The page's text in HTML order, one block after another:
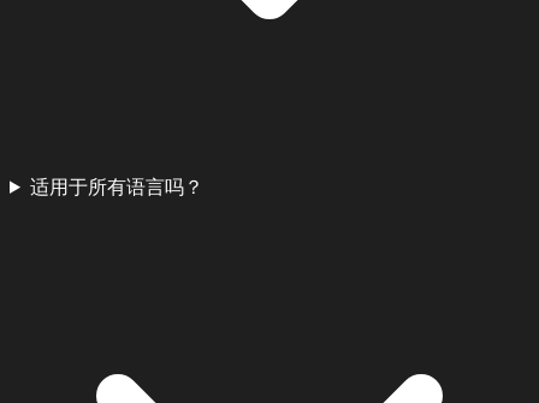
适用于所有语言吗？